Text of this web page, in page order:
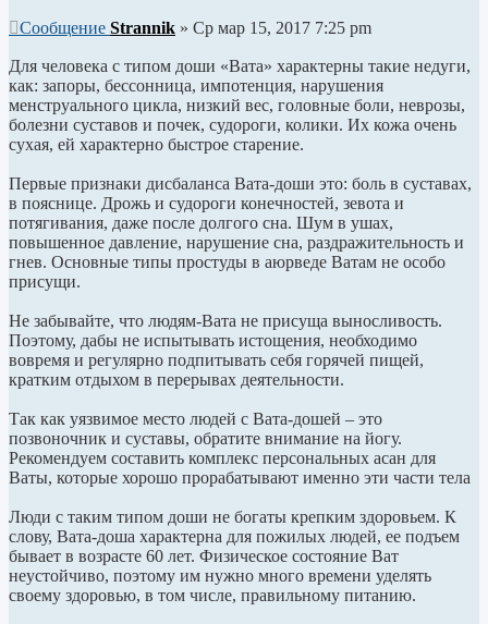
Сообщение Strannik » Ср мар 15, 2017 7:25 pm
Для человека с типом доши «Вата» характерны такие недуги,
как: запоры, бессонница, импотенция, нарушения
менструального цикла, низкий вес, головные боли, неврозы,
болезни суставов и почек, судороги, колики. Их кожа очень
сухая, ей характерно быстрое старение.
Первые признаки дисбаланса Вата-доши это: боль в суставах,
в пояснице. Дрожь и судороги конечностей, зевота и
потягивания, даже после долгого сна. Шум в ушах,
повышенное давление, нарушение сна, раздражительность и
гнев. Основные типы простуды в аюрведе Ватам не особо
присущи.
Не забывайте, что людям-Вата не присуща выносливость.
Поэтому, дабы не испытывать истощения, необходимо
вовремя и регулярно подпитывать себя горячей пищей,
кратким отдыхом в перерывах деятельности.
Так как уязвимое место людей с Вата-дошей – это
позвоночник и суставы, обратите внимание на йогу.
Рекомендуем составить комплекс персональных асан для
Ваты, которые хорошо прорабатывают именно эти части тела
Люди с таким типом доши не богаты крепким здоровьем. К
слову, Вата-доша характерна для пожилых людей, ее подъем
бывает в возрасте 60 лет. Физическое состояние Ват
неустойчиво, поэтому им нужно много времени уделять
своему здоровью, в том числе, правильному питанию.